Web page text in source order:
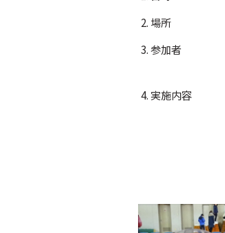
2. 場所
3. 参加者
4. 実施内容